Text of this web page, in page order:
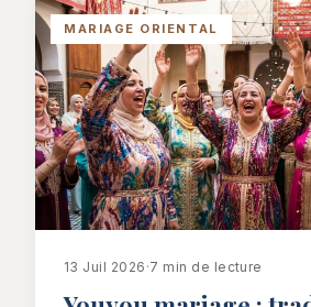
MARIAGE ORIENTAL
13 Juil 2026 ·7 min de lecture